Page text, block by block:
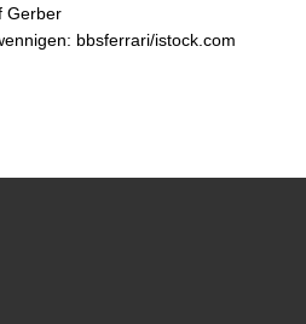
Gerber
bbsferrari/istock.com